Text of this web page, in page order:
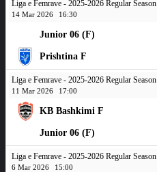
Liga e Femrave - 2025-2026 Regular Season
14 Mar 2026 16:30
Junior 06 (F)
Prishtina F
Liga e Femrave - 2025-2026 Regular Season
11 Mar 2026 17:00
KB Bashkimi F
Junior 06 (F)
Liga e Femrave - 2025-2026 Regular Season
6 Mar 2026 15:00